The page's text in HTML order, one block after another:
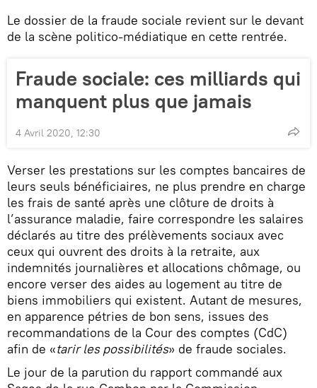
Le dossier de la fraude sociale revient sur le devant
de la scène politico-médiatique en cette rentrée.
Fraude sociale: ces milliards qui
manquent plus que jamais
4 Avril 2020, 12:30
Verser les prestations sur les comptes bancaires de
leurs seuls bénéficiaires, ne plus prendre en charge
les frais de santé après une clôture de droits à
l’assurance maladie, faire correspondre les salaires
déclarés au titre des prélèvements sociaux avec
ceux qui ouvrent des droits à la retraite, aux
indemnités journalières et allocations chômage, ou
encore verser des aides au logement au titre de
biens immobiliers qui existent. Autant de mesures,
en apparence pétries de bon sens, issues des
recommandations de la Cour des comptes (CdC)
afin de «tarir les possibilités» de fraude sociales.
Le jour de la parution du rapport commandé aux